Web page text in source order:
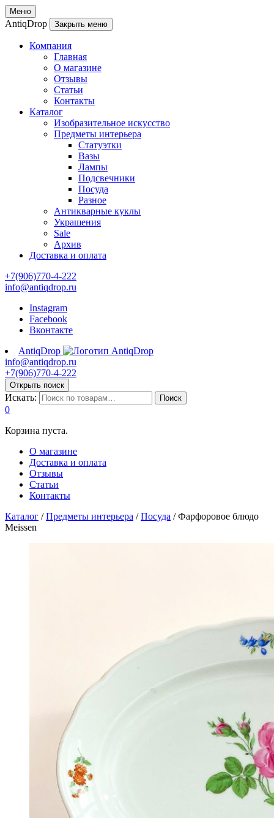
Меню
AntiqDrop Закрыть меню
Компания
Главная
О магазине
Отзывы
Статьи
Контакты
Каталог
Изобразительное искусство
Предметы интерьера
Статуэтки
Вазы
Лампы
Подсвечники
Посуда
Разное
Антикварные куклы
Украшения
Sale
Архив
Доставка и оплата
+7(906)770-4-222
info@antiqdrop.ru
Instagram
Facebook
Вконтакте
AntiqDrop
info@antiqdrop.ru
+7(906)770-4-222
Открыть поиск
Искать: Поиск
0
Корзина пуста.
О магазине
Доставка и оплата
Отзывы
Статьи
Контакты
Каталог /Предметы интерьера /Посуда /Фарфоровое блюдо
Meissen